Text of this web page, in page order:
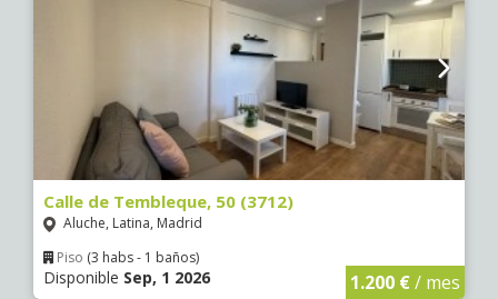
Calle de Tembleque, 50 (3712)
Aluche, Latina, Madrid
Piso (3 habs - 1 baños)
Disponible Sep, 1 2026 1.200 €/ mes